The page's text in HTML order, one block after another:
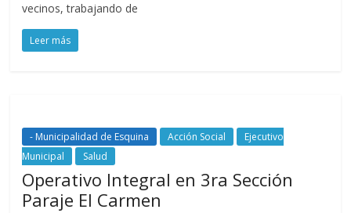
vecinos, trabajando de
Leer más
- Municipalidad de Esquina Acción Social
Ejecutivo
Municipal
Salud
Operativo Integral en 3ra Sección
Paraje El Carmen